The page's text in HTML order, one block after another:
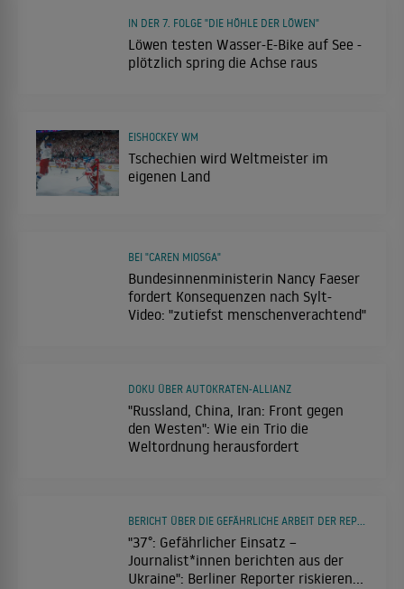
Löwen testen Wasser-E-Bike auf See -
plötzlich spring die Achse raus
IN DER 7. FOLGE "DIE HÖHLE DER LÖWEN"
Tschechien wird Weltmeister im
eigenen Land
EISHOCKEY WM
Bundesinnenministerin Nancy Faeser
fordert Konsequenzen nach Sylt-
Video: "zutiefst menschenverachtend"
BEI "CAREN MIOSGA"
"Russland, China, Iran: Front gegen
den Westen": Wie ein Trio die
Weltordnung herausfordert
DOKU ÜBER AUTOKRATEN-ALLIANZ
"37°: Gefährlicher Einsatz –
Journalist*innen berichten aus der
Ukraine": Berliner Reporter riskieren
BERICHT ÜBER DIE GEFÄHRLICHE ARBEIT DER REPORTER